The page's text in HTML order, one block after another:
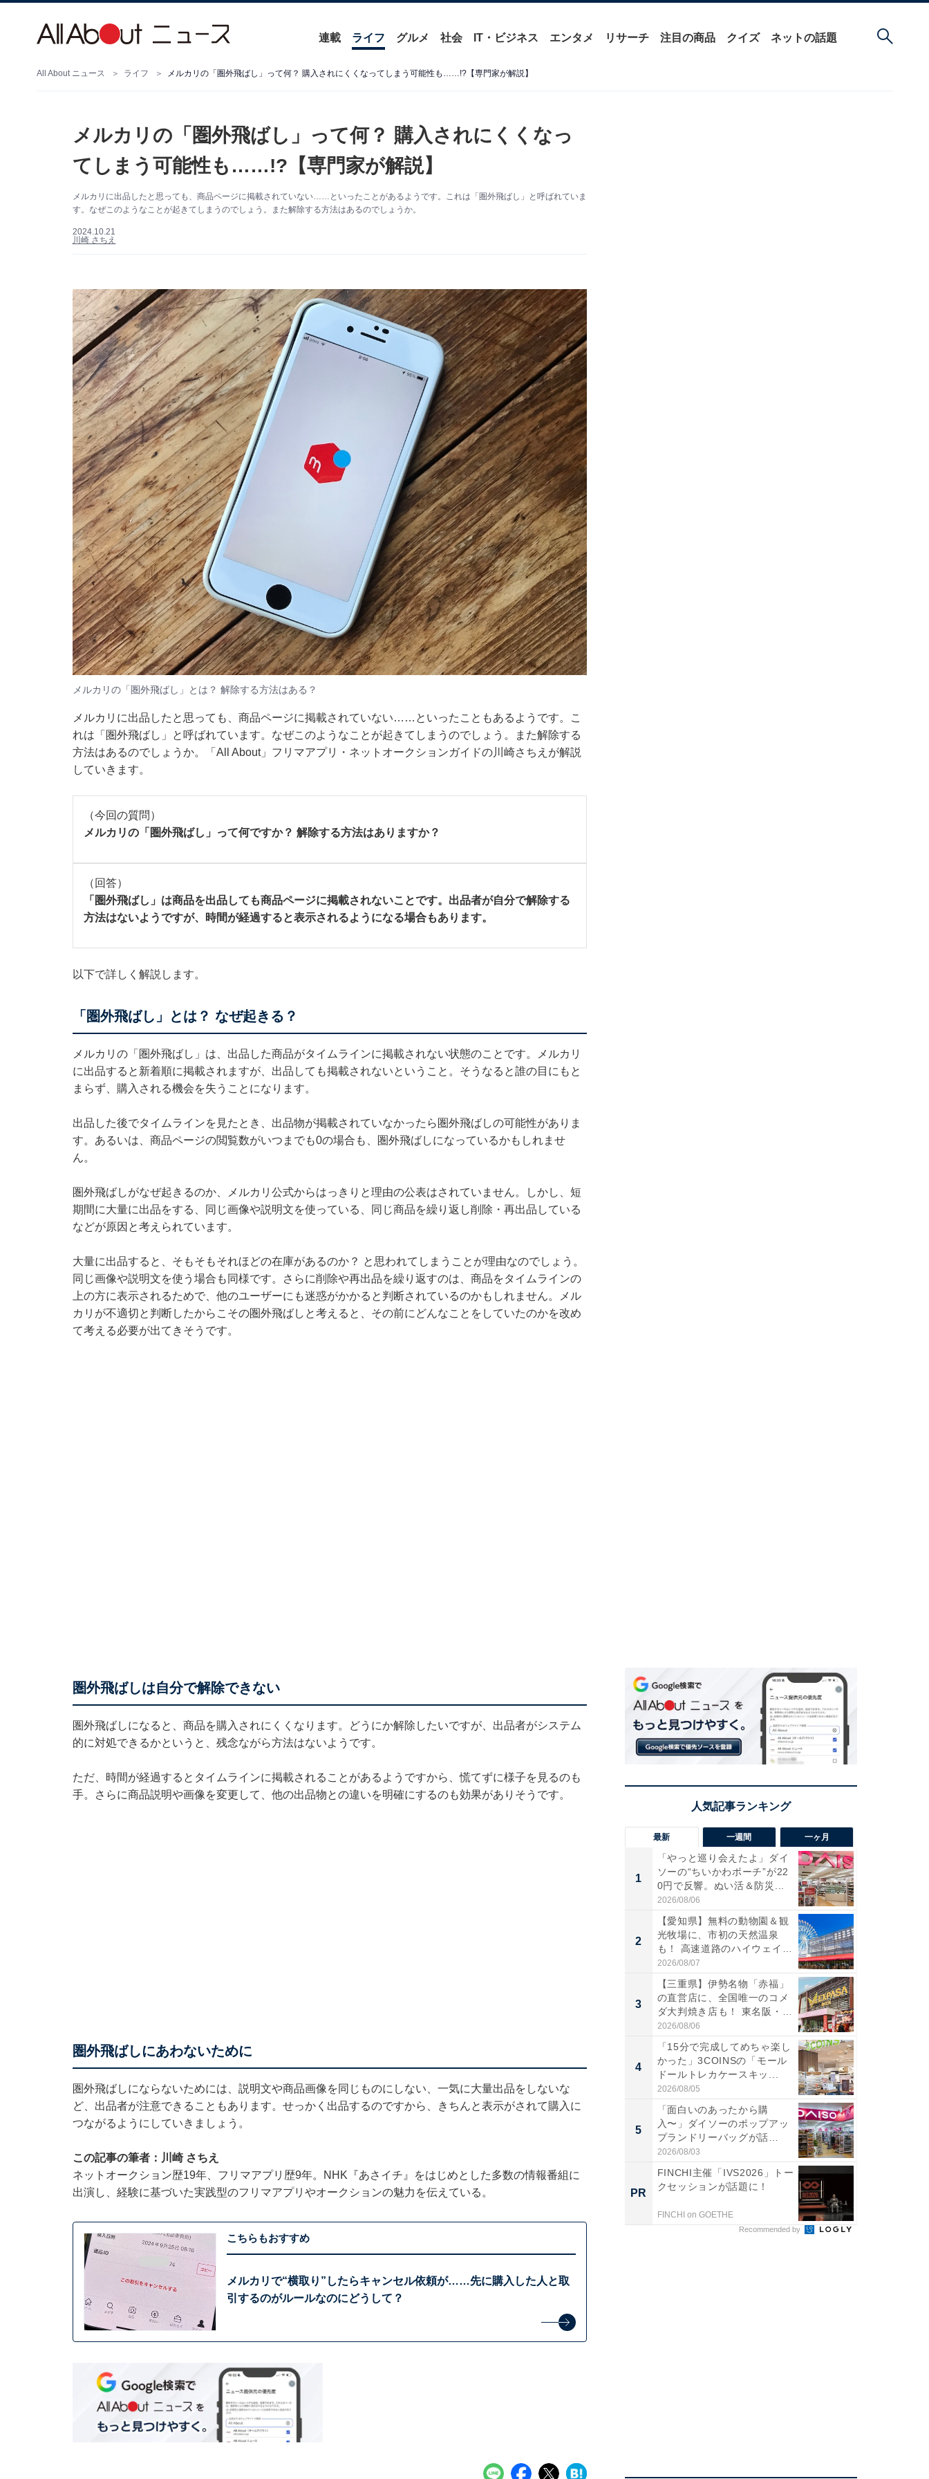
連載 ライフ グルメ 社会 IT・ビジネス エンタメ リサーチ 注目の商品 クイズ ネットの話題
All About ニュース ライフ メルカリの「圏外飛ばし」って何？ 購入されにくくなってしまう可能性も……!?【専門家が解説】
メルカリの「圏外飛ばし」って何？ 購入されにくくなっ
てしまう可能性も……!?【専門家が解説】
メルカリに出品したと思っても、商品ページに掲載されていない……といったことがあるようです。これは「圏外飛ばし」と呼ばれていま
す。なぜこのようなことが起きてしまうのでしょう。また解除する方法はあるのでしょうか。
2024.10.21
川崎 さちえ
メルカリの「圏外飛ばし」とは？ 解除する方法はある？
メルカリに出品したと思っても、商品ページに掲載されていない……といったこともあるようです。こ
れは「圏外飛ばし」と呼ばれています。なぜこのようなことが起きてしまうのでしょう。また解除する
方法はあるのでしょうか。「All About」フリマアプリ・ネットオークションガイドの川崎さちえが解説
していきます。
（今回の質問）
メルカリの「圏外飛ばし」って何ですか？ 解除する方法はありますか？
（回答）
「圏外飛ばし」は商品を出品しても商品ページに掲載されないことです。出品者が自分で解除する
方法はないようですが、時間が経過すると表示されるようになる場合もあります。
以下で詳しく解説します。
「圏外飛ばし」とは？ なぜ起きる？
メルカリの「圏外飛ばし」は、出品した商品がタイムラインに掲載されない状態のことです。メルカリ
に出品すると新着順に掲載されますが、出品しても掲載されないということ。そうなると誰の目にもと
まらず、購入される機会を失うことになります。
出品した後でタイムラインを見たとき、出品物が掲載されていなかったら圏外飛ばしの可能性がありま
す。あるいは、商品ページの閲覧数がいつまでも0の場合も、圏外飛ばしになっているかもしれませ
ん。
圏外飛ばしがなぜ起きるのか、メルカリ公式からはっきりと理由の公表はされていません。しかし、短
期間に大量に出品をする、同じ画像や説明文を使っている、同じ商品を繰り返し削除・再出品している
などが原因と考えられています。
大量に出品すると、そもそもそれほどの在庫があるのか？ と思われてしまうことが理由なのでしょう。
同じ画像や説明文を使う場合も同様です。さらに削除や再出品を繰り返すのは、商品をタイムラインの
上の方に表示されるためで、他のユーザーにも迷惑がかかると判断されているのかもしれません。メル
カリが不適切と判断したからこその圏外飛ばしと考えると、その前にどんなことをしていたのかを改め
て考える必要が出てきそうです。
圏外飛ばしは自分で解除できない
圏外飛ばしになると、商品を購入されにくくなります。どうにか解除したいですが、出品者がシステム
的に対処できるかというと、残念ながら方法はないようです。
ただ、時間が経過するとタイムラインに掲載されることがあるようですから、慌てずに様子を見るのも
手。さらに商品説明や画像を変更して、他の出品物との違いを明確にするのも効果がありそうです。
圏外飛ばしにあわないために
圏外飛ばしにならないためには、説明文や商品画像を同じものにしない、一気に大量出品をしないな
ど、出品者が注意できることもあります。せっかく出品するのですから、きちんと表示がされて購入に
つながるようにしていきましょう。
この記事の筆者：川崎 さちえ
ネットオークション歴19年、フリマアプリ歴9年。NHK『あさイチ』をはじめとした多数の情報番組に
出演し、経験に基づいた実践型のフリマアプリやオークションの魅力を伝えている。
こちらもおすすめ
メルカリで“横取り”したらキャンセル依頼が……先に購入した人と取
引するのがルールなのにどうして？
最新 一週間 一ヶ月
1
「やっと巡り会えたよ」ダイ
ソーの“ちいかわポーチ”が22
0円で反響。ぬい活＆防災...
2026/08/06
2
【愛知県】無料の動物園＆観
光牧場に、市初の天然温泉
も！ 高速道路のハイウェイオ
ア...
2026/08/07
3
【三重県】伊勢名物「赤福」
の直営店に、全国唯一のコメ
ダ大判焼き店も！ 東名阪・
伊...
2026/08/06
4
「15分で完成してめちゃ楽し
かった」3COINSの「モール
ドールトレカケースキッ...
2026/08/05
5
「面白いのあったから購
入〜」ダイソーのポップアッ
プランドリーバッグが話
題。“さま...
2026/08/03
PR
FINCHI主催「IVS2026」トー
クセッションが話題に！
FINCHI on GOETHE
Recommended by